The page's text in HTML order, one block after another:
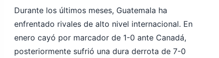
Durante los últimos meses, Guatemala ha
enfrentado rivales de alto nivel internacional. En
enero cayó por marcador de 1-0 ante Canadá,
posteriormente sufrió una dura derrota de 7-0